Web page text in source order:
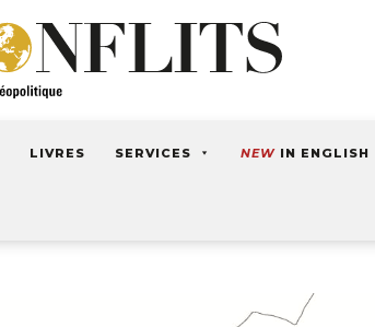
LIVRES SERVICES NEW IN ENGLISH